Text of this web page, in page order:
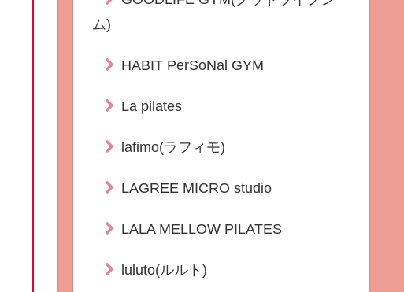
ム)
HABIT PerSoNal GYM
La pilates
lafimo(ラフィモ)
LAGREE MICRO studio
LALA MELLOW PILATES
luluto(ルルト)